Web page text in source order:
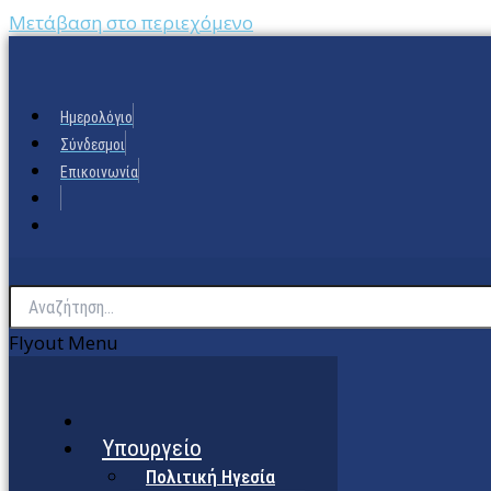
Μετάβαση στο περιεχόμενο
Ημερολόγιο
Σύνδεσμοι
Επικοινωνία
Flyout Menu
Υπουργείο
Πολιτική Ηγεσία